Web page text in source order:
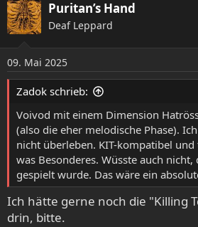
KIT-kompatibel ist die Band mit
Zwingt mich ja keiner in die Halle,
werden ihr Publikum haben.
k
t
n
e
n
Puritan’s Hand
Deaf Leppard
09. Mai 2025
Zadok schrieb:
Voivod mit einem Dimension
(also die eher melodische Phase).
nicht überleben. KIT-kompatibel
was Besonderes. Wüsste auch nicht,
gespielt wurde. Das wäre ein
Ich hätte gerne noch die "Killing
drin, bitte.